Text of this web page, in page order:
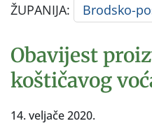
ŽUPANIJA: Brodsko-
Obavijest
koštičavog
14. veljače 2020.